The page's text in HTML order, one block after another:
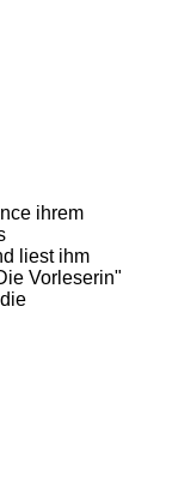
ihrem
liest ihm
Vorleserin"